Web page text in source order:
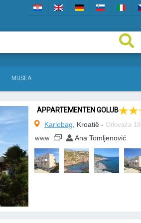
MUSEA
APPARTEMENTEN GOLUB
Karlobag , Kroatië - Orlovača 19
Ana Tomljenović